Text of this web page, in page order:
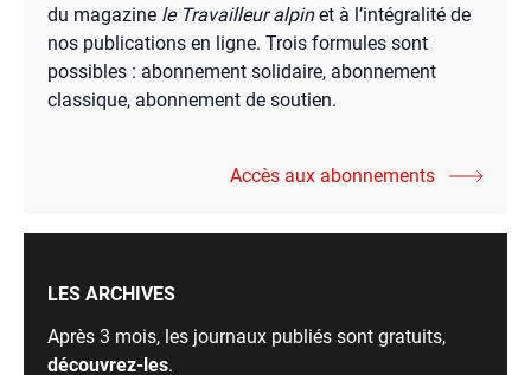
du magazine le Travailleur alpinet à l’intégralité de
nos publications en ligne. Trois formules sont
possibles : abonnement solidaire, abonnement
classique, abonnement de soutien.
Accès aux abonnements
LES ARCHIVES
Après 3 mois, les journaux publiés sont gratuits,
découvrez-les.